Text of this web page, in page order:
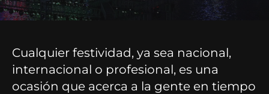
Cualquier festividad, ya sea nacional,
internacional o profesional, es una
ocasión que acerca a la gente en tiempo